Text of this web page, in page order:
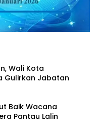
Wali Kota
Gulirkan Jabatan
Baik Wacana
Pantau Lalin